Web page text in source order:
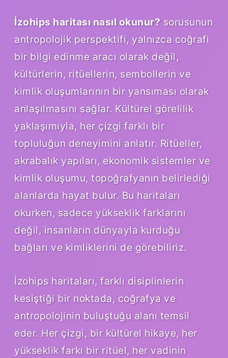
İzohips haritası nasıl okunur? sorusunun
antropolojik perspektifi, yalnızca coğrafi
bir bilgi edinme aracı olarak değil,
kültürlerin, ritüellerin, sembollerin ve
kimlik oluşumlarının bir yansıması olarak
anlaşılmasını sağlar. Kültürel görelilik
yaklaşımıyla, her çizgi farklı bir
topluluğun deneyimini anlatır. Ritüeller,
akrabalık yapıları, ekonomik sistemler ve
kimlik oluşumu, topoğrafyanın belirlediği
alanlarda hayat bulur. Bu haritaları
okurken, sadece yükseklik farklarını
değil, insanların dünyayla kurduğu
bağları ve kimliklerini de görebiliriz.
İzohips haritaları, farklı disiplinlerin
kesiştiği bir noktada, coğrafya ve
antropolojinin buluştuğu alanı temsil
eder. Her çizgi, bir kültürel hikaye, her
yükseklik farkı bir ritüel, her vadinin